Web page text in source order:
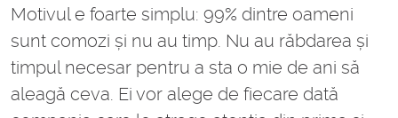
Motivul e foarte simplu: 99% dintre oameni
sunt comozi și nu au timp. Nu au răbdarea și
timpul necesar pentru a sta o mie de ani să
aleagă ceva. Ei vor alege de fiecare dată